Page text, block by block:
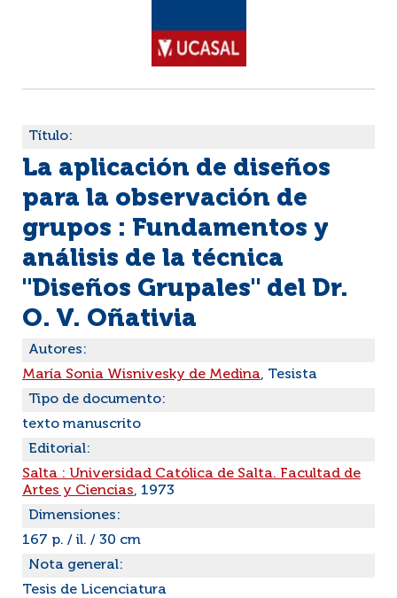
Título:
La aplicación de diseños
para la observación de
grupos : Fundamentos y
análisis de la técnica
"Diseños Grupales" del Dr.
O. V. Oñativia
Autores:
María Sonia Wisnivesky de Medina, Tesista
Tipo de documento:
texto manuscrito
Editorial:
Salta : Universidad Católica de Salta. Facultad de
Artes y Ciencias, 1973
Dimensiones:
167 p. / il. / 30 cm
Nota general:
Tesis de Licenciatura